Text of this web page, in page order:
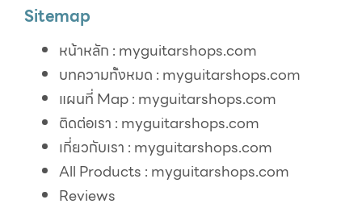
Sitemap
หน้าหลัก : myguitarshops.com
บทความทั้งหมด : myguitarshops.com
แผนที่ Map : myguitarshops.com
ติดต่อเรา : myguitarshops.com
เกี่ยวกับเรา : myguitarshops.com
All Products : myguitarshops.com
Reviews